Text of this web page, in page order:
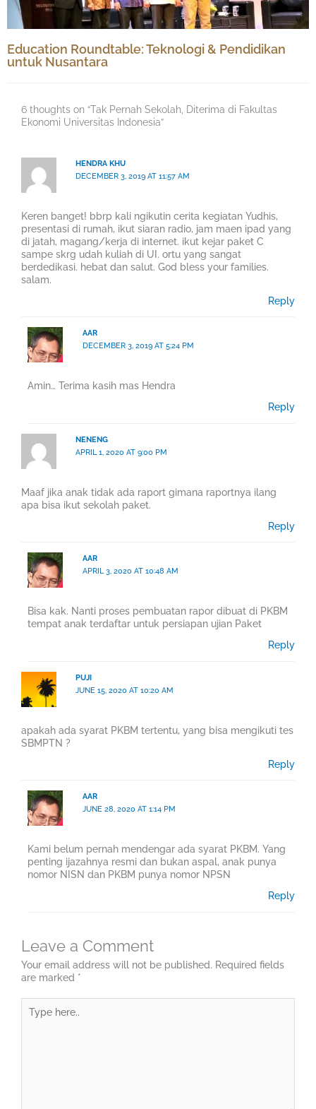
Education Roundtable: Teknologi & Pendidikan
untuk Nusantara
6 thoughts on “Tak Pernah Sekolah, Diterima di Fakultas
Ekonomi Universitas Indonesia”
HENDRA KHU
DECEMBER 3, 2019 AT 11:57 AM
Keren banget! bbrp kali ngikutin cerita kegiatan Yudhis,
presentasi di rumah, ikut siaran radio, jam maen ipad yang
di jatah, magang/kerja di internet. ikut kejar paket C
sampe skrg udah kuliah di UI. ortu yang sangat
berdedikasi. hebat dan salut. God bless your families.
salam.
Reply
AAR
DECEMBER 3, 2019 AT 5:24 PM
Amin… Terima kasih mas Hendra
Reply
NENENG
APRIL 1, 2020 AT 9:00 PM
Maaf jika anak tidak ada raport gimana raportnya ilang
apa bisa ikut sekolah paket.
Reply
AAR
APRIL 3, 2020 AT 10:48 AM
Bisa kak. Nanti proses pembuatan rapor dibuat di PKBM
tempat anak terdaftar untuk persiapan ujian Paket
Reply
PUJI
JUNE 15, 2020 AT 10:20 AM
apakah ada syarat PKBM tertentu, yang bisa mengikuti tes
SBMPTN ?
Reply
AAR
JUNE 28, 2020 AT 1:14 PM
Kami belum pernah mendengar ada syarat PKBM. Yang
penting ijazahnya resmi dan bukan aspal, anak punya
nomor NISN dan PKBM punya nomor NPSN
Reply
Leave a Comment
Your email address will not be published. Required fields
are marked *
here..